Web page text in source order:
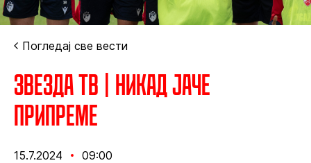
Погледај све вести
Звезда ТВ | Никад јаче
припреме
15.7.2024 09:00